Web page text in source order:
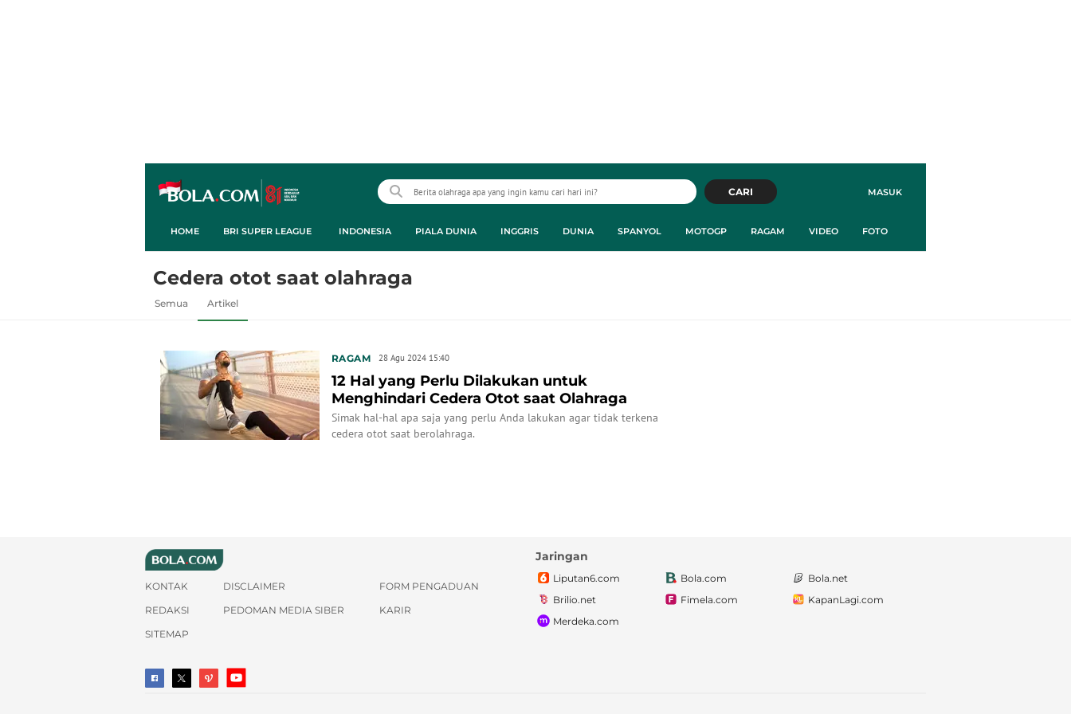
MASUK
CARI
HOME BRI SUPER LEAGUE INDONESIA PIALA DUNIA INGGRIS DUNIA SPANYOL MOTOGP RAGAM VIDEO FOTO
Cedera otot saat olahraga
Semua Artikel
RAGAM 28 Agu 2024 15:40
12 Hal yang Perlu Dilakukan untuk
Menghindari Cedera Otot saat Olahraga
Simak hal-hal apa saja yang perlu Anda lakukan agar tidak terkena
cedera otot saat berolahraga.
KONTAK DISCLAIMER
FORM PENGADUAN
REDAKSI
PEDOMAN MEDIA SIBER
KARIR
SITEMAP
Jaringan
Liputan6.com Bola.com
Bola.net
Brilio.net
Fimela.com
KapanLagi.com
Merdeka.com